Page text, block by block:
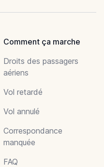
Comment ça marche
Droits des passagers
aériens
Vol retardé
Vol annulé
Correspondance
manquée
FAQ